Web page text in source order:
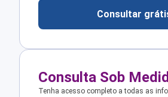
Consultar
Consulta Sob
Tenha acesso completo a todas as